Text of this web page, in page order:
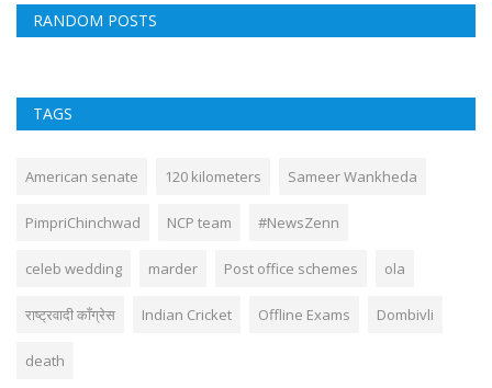
RANDOM POSTS
TAGS
American senate 120 kilometers Sameer Wankheda
PimpriChinchwad NCP team #NewsZenn
celeb wedding marder Post office schemes ola
राष्ट्रवादी काँग्रेस Indian Cricket Offline Exams Dombivli
death